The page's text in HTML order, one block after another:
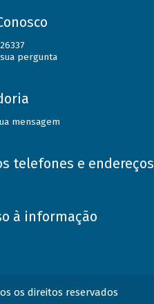
pergunta
mensagem
telefones e endereços
à informação
os direitos reservados